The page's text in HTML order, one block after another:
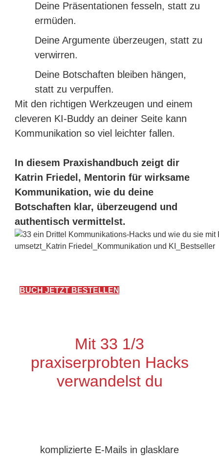
Deine Präsentationen fesseln, statt zu
ermüden.
Deine Argumente überzeugen, statt zu
verwirren.
Deine Botschaften bleiben hängen,
statt zu verpuffen.
Mit den richtigen Werkzeugen und einem
cleveren KI-Buddy an deiner Seite kann
Kommunikation so viel leichter fallen.
In diesem Praxishandbuch zeigt dir
Katrin Friedel, Mentorin für wirksame
Kommunikation, wie du deine
Botschaften klar, überzeugend und
authentisch vermittelst.
BUCH JETZT BESTELLEN
Mit 33 1/3
praxiserprobten Hacks
verwandelst du
komplizierte E-Mails in glasklare